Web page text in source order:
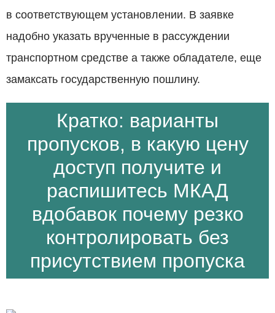
в соответствующем установлении. В заявке
надобно указать врученные в рассуждении
транспортном средстве а также обладателе, еще
замаксать государственную пошлину.
Кратко: варианты
пропусков, в какую цену
доступ получите и
распишитесь МКАД
вдобавок почему резко
контролировать без
присутствием пропуска